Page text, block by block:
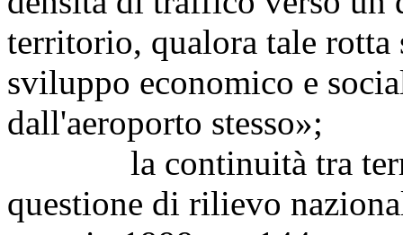
territorio, qualora tale rotta
sviluppo economico e
dall'aeroporto stesso»;
la continuità tra
questione di rilievo